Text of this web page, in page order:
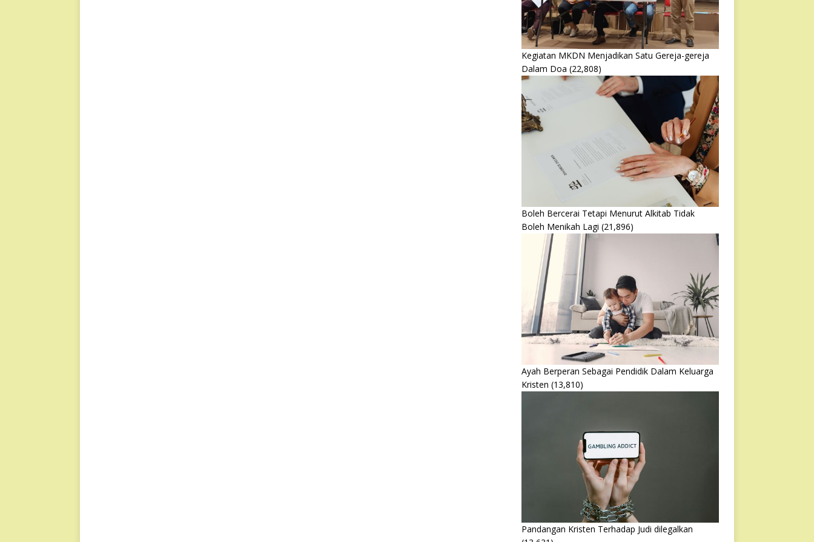
Kegiatan MKDN Menjadikan Satu Gereja-gereja
Dalam Doa (22,808)
Boleh Bercerai Tetapi Menurut Alkitab Tidak
Boleh Menikah Lagi (21,896)
Ayah Berperan Sebagai Pendidik Dalam Keluarga
Kristen (13,810)
Pandangan Kristen Terhadap Judi dilegalkan